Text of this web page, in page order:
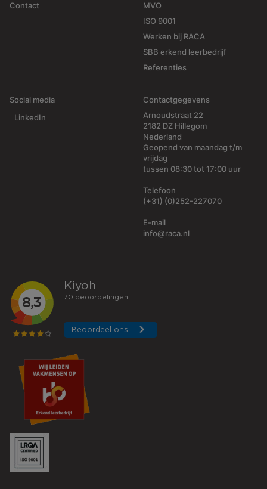
Contact
MVO
ISO 9001
Werken bij RACA
SBB erkend leerbedrijf
Referenties
Social media
LinkedIn
Contactgegevens
Arnoudstraat 22
2182 DZ Hillegom
Nederland
Geopend van maandag t/m
vrijdag
tussen 08:30 tot 17:00 uur
Telefoon
(+31) (0)252-227070
E-mail
info@raca.nl